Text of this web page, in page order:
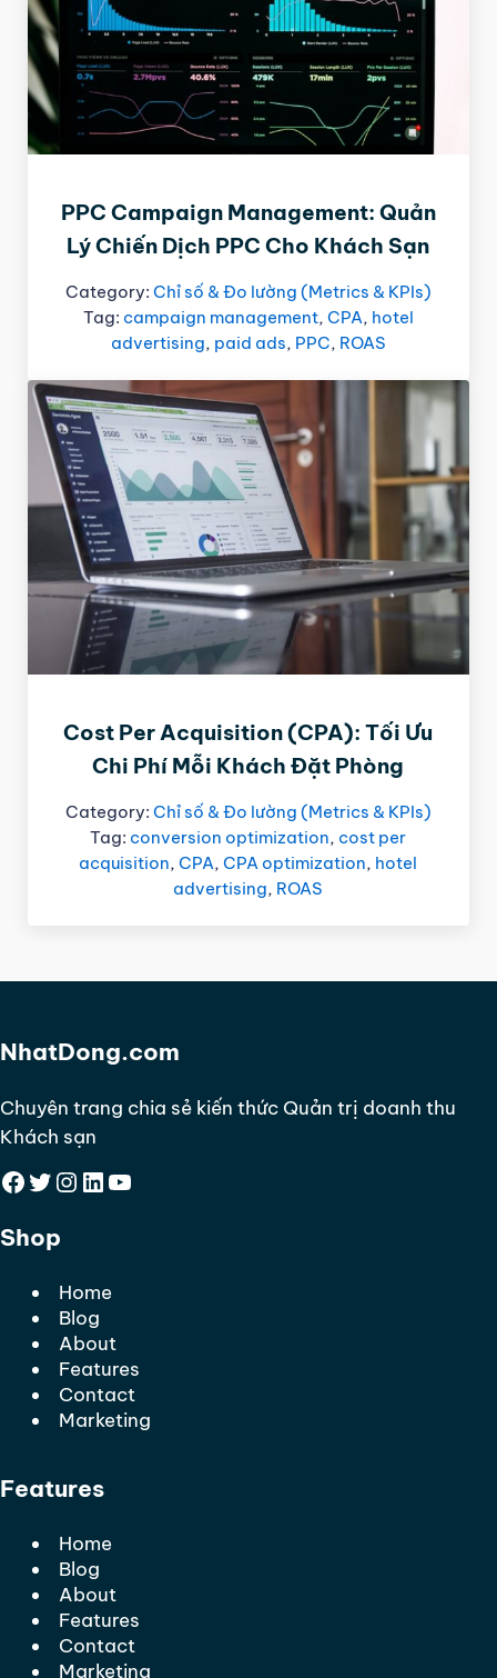
PPC Campaign Management: Quản
Lý Chiến Dịch PPC Cho Khách Sạn
Category: Chỉ số & Đo lường (Metrics & KPIs)
Tag: campaign management, CPA, hotel
advertising, paid ads, PPC, ROAS
Cost Per Acquisition (CPA): Tối Ưu
Chi Phí Mỗi Khách Đặt Phòng
Category: Chỉ số & Đo lường (Metrics & KPIs)
Tag: conversion optimization, cost per
acquisition,CPA,CPA optimization, hotel
advertising, ROAS
NhatDong.com
Chuyên trang chia sẻ kiến thức Quản trị doanh thu
Khách sạn
Facebook
Twitter
Instagram
LinkedIn
YouTube
Shop
Home
Blog
About
Features
Contact
Marketing
Features
Home
Blog
About
Features
Contact
Marketing